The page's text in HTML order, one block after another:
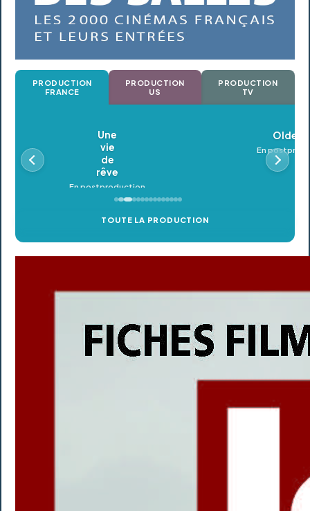
PRODUCTION
FRANCE
PRODUCTION
US
PRODUCTION
TV
Oldeupe
En postproduction
TOUTE LA PRODUCTION